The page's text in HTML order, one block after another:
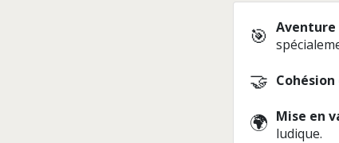
🎯 Aventure
🤝
🌍 Mise en
ludique.